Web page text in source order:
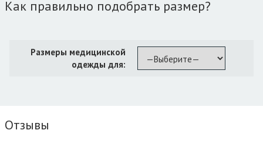
Как правильно подобрать размер?
Размеры медицинской
одежды для:
Отзывы